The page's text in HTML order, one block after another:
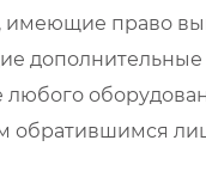
имеющие право
обратившимся